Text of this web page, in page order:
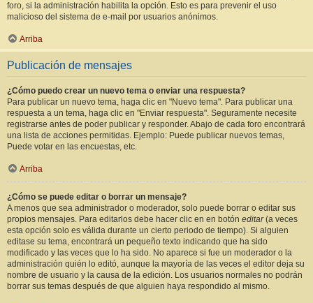
foro, si la administración habilita la opción. Esto es para prevenir el uso
malicioso del sistema de e-mail por usuarios anónimos.
Arriba
Publicación de mensajes
¿Cómo puedo crear un nuevo tema o enviar una respuesta?
Para publicar un nuevo tema, haga clic en "Nuevo tema". Para publicar una
respuesta a un tema, haga clic en "Enviar respuesta". Seguramente necesite
registrarse antes de poder publicar y responder. Abajo de cada foro encontrará
una lista de acciones permitidas. Ejemplo: Puede publicar nuevos temas,
Puede votar en las encuestas, etc.
Arriba
¿Cómo se puede editar o borrar un mensaje?
A menos que sea administrador o moderador, solo puede borrar o editar sus
propios mensajes. Para editarlos debe hacer clic en en botón editar(a veces
esta opción solo es válida durante un cierto periodo de tiempo). Si alguien
editase su tema, encontrará un pequeño texto indicando que ha sido
modificado y las veces que lo ha sido. No aparece si fue un moderador o la
administración quién lo editó, aunque la mayoría de las veces el editor deja su
nombre de usuario y la causa de la edición. Los usuarios normales no podrán
borrar sus temas después de que alguien haya respondido al mismo.